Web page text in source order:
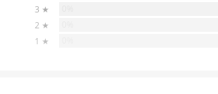
3 ★
2 ★
1 ★